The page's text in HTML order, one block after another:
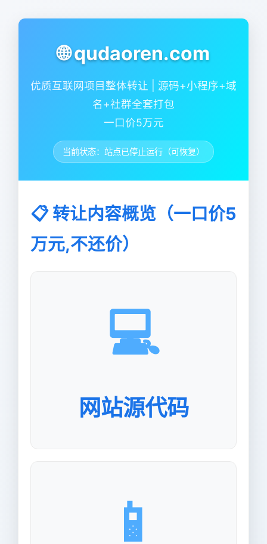
🌐 qudaoren.com
优质互联网项目整体转让 | 源码+小程序+域
名+社群全套打包
一口价5万元
当前状态：站点已停止运行（可恢复）
📋 转让内容概览（一口价5
万元,不还价）
💻
网站源代码
📱